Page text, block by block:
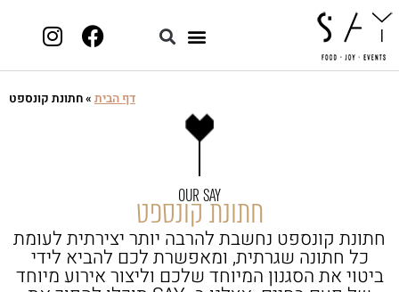
תחילתו
של
דף
אינטרנט,
דף הבית »חתונת קונספט
OUR SAY
חתונת קונספט
חתונת קונספט נחשבת להרבה יותר יצירתית לעומת
כל חתונה שגרתית, ומאפשרת לכם להביא לידי
ביטוי את הסגנון המיוחד שלכם וליצור אירוע מיוחד